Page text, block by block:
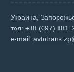
Украина,
тел:+38 (097) 881-
e-mail: